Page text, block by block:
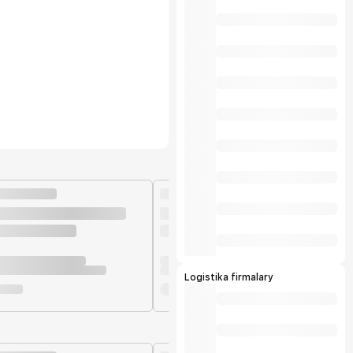
Logistika firmalary